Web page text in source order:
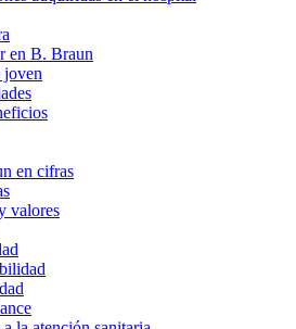
en B. Braun
joven
en cifras
valores